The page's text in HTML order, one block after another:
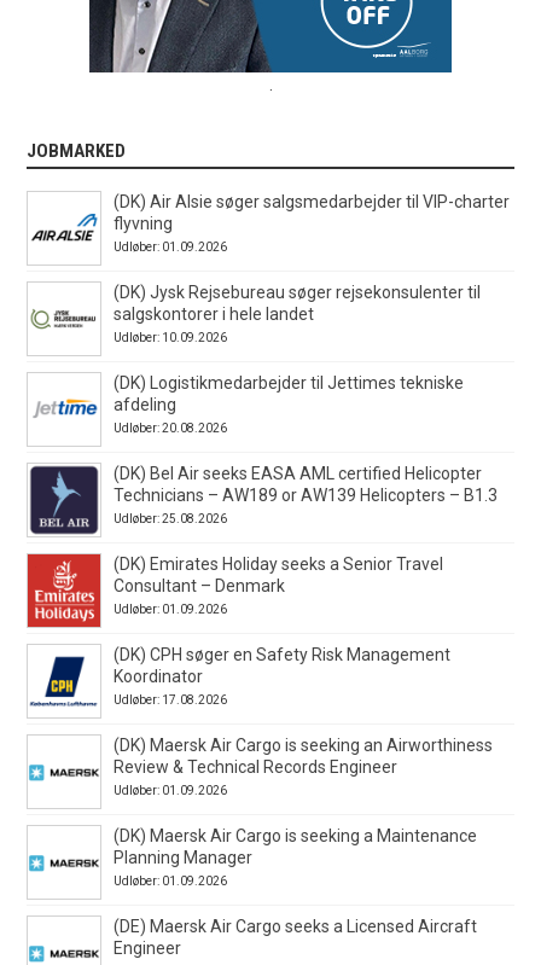
JOBMARKED
(DK) Air Alsie søger salgsmedarbejder til VIP-charter
flyvning
Udløber: 01.09.2026
(DK) Jysk Rejsebureau søger rejsekonsulenter til
salgskontorer i hele landet
Udløber: 10.09.2026
(DK) Logistikmedarbejder til Jettimes tekniske
afdeling
Udløber: 20.08.2026
(DK) Bel Air seeks EASA AML certified Helicopter
Technicians – AW189 or AW139 Helicopters – B1.3
Udløber: 25.08.2026
(DK) Emirates Holiday seeks a Senior Travel
Consultant – Denmark
Udløber: 01.09.2026
(DK) CPH søger en Safety Risk Management
Koordinator
Udløber: 17.08.2026
(DK) Maersk Air Cargo is seeking an Airworthiness
Review & Technical Records Engineer
Udløber: 01.09.2026
(DK) Maersk Air Cargo is seeking a Maintenance
Planning Manager
Udløber: 01.09.2026
(DE) Maersk Air Cargo seeks a Licensed Aircraft
Engineer